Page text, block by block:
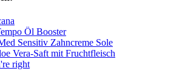
Öl Booster
Sensitiv Zahncreme Sole
Vera-Saft mit Fruchtfleisch
right